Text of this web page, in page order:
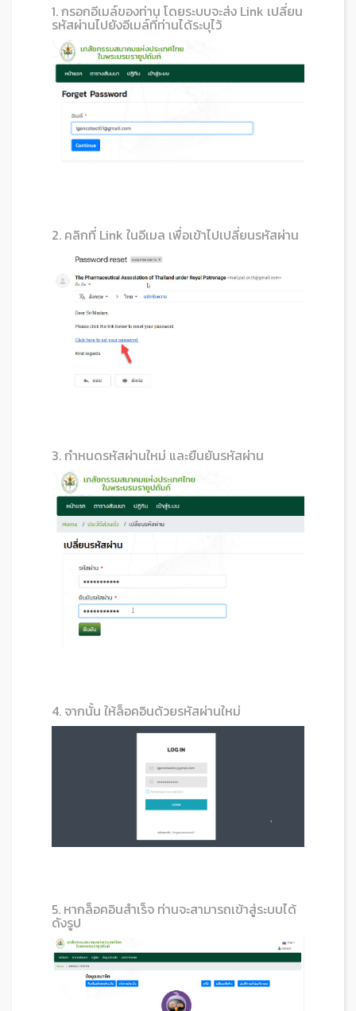
1. กรอกอีเมล์ของท่าน โดยระบบจะส่ง Link เปลี่ยน
รหัสผ่านไปยังอีเมล์ที่ท่านได้ระบุไว้
2. คลิกที่ Link ในอีเมล เพื่อเข้าไปเปลี่ยนรหัสผ่าน
3. กำหนดรหัสผ่านใหม่ และยืนยันรหัสผ่าน
4. จากนั้น ให้ล็อคอินด้วยรหัสผ่านใหม่
5. หากล็อคอินสำเร็จ ท่านจะสามารถเข้าสู่ระบบได้
ดังรูป